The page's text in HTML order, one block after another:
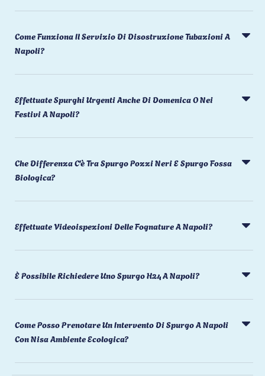
Come Funziona Il Servizio Di Disostruzione Tubazioni A
Napoli?
Effettuate Spurghi Urgenti Anche Di Domenica O Nei
Festivi A Napoli?
Che Differenza C'è Tra Spurgo Pozzi Neri E Spurgo Fossa
Biologica?
Effettuate Videoispezioni Delle Fognature A Napoli?
È Possibile Richiedere Uno Spurgo H24 A Napoli?
Come Posso Prenotare Un Intervento Di Spurgo A Napoli
Con Nisa Ambiente Ecologica?